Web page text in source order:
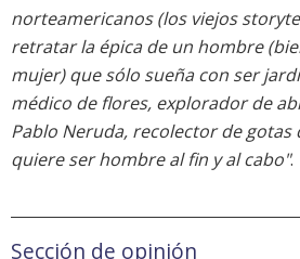
norteamericanos (los viejos
retratar la épica de un hombre
mujer) que sólo sueña con ser
médico de flores, explorador de
Pablo Neruda, recolector de gotas
quiere ser hombre al fin y al cabo".
Sección de opinión